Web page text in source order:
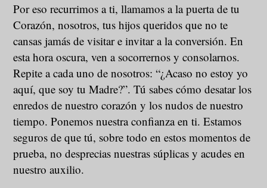
Por eso recurrimos a ti, llamamos a la puerta de tu
Corazón, nosotros, tus hijos queridos que no te
cansas jamás de visitar e invitar a la conversión. En
esta hora oscura, ven a socorrernos y consolarnos.
Repite a cada uno de nosotros: “¿Acaso no estoy yo
aquí, que soy tu Madre?”. Tú sabes cómo desatar los
enredos de nuestro corazón y los nudos de nuestro
tiempo. Ponemos nuestra confianza en ti. Estamos
seguros de que tú, sobre todo en estos momentos de
prueba, no desprecias nuestras súplicas y acudes en
nuestro auxilio.